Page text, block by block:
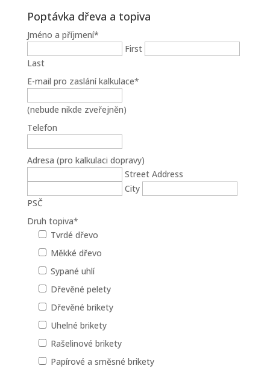
Poptávka dřeva a topiva
Jméno a příjmení*
First
Last
E-mail pro zaslání kalkulace*
(nebude nikde zveřejněn)
Telefon
Adresa (pro kalkulaci dopravy)
Street Address
City
PSČ
Druh topiva*
Tvrdé dřevo
Měkké dřevo
Sypané uhlí
Dřevěné pelety
Dřevěné brikety
Uhelné brikety
Rašelinové brikety
Papírové a směsné brikety